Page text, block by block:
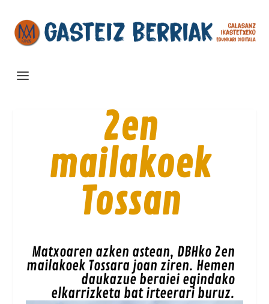
2en
mailakoek
Tossan
Matxoaren azken astean, DBHko 2en
mailakoek Tossara joan ziren. Hemen
daukazue beraiei egindako
elkarrizketa bat irteerari buruz.